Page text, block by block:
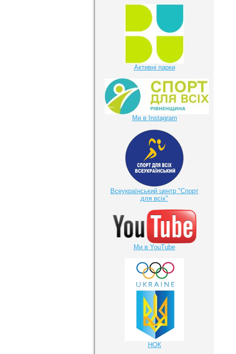
Активні парки
Ми в Instagram
Всеукраїнський центр "Спорт
для всіх"
Ми в YouTube
НОК